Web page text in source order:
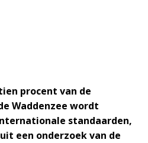
tien procent van de
Waddenzee wordt
standaarden,
een onderzoek van de